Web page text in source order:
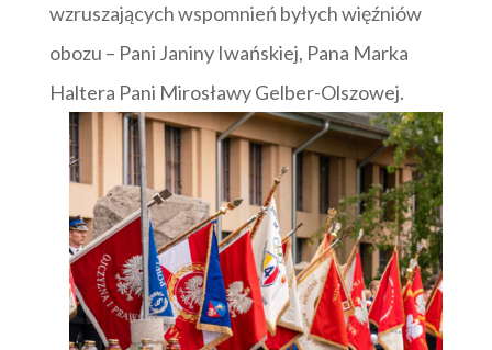
wzruszających wspomnień byłych więźniów
obozu – Pani Janiny Iwańskiej, Pana Marka
Haltera Pani Mirosławy Gelber-Olszowej.